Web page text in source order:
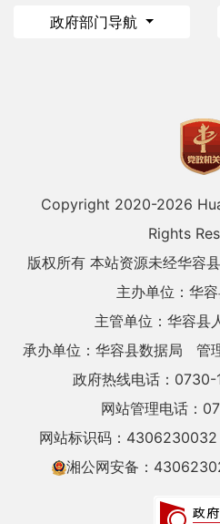
政府部门导航
Copyright 2020-2026
Rights
版权所有 本站资源未经华容
主办单位：华
主管单位：华容县
承办单位：华容县数据局
管
政府热线电话：0730-
网站管理电话：
网站标识码：4306230032
湘公网安备：